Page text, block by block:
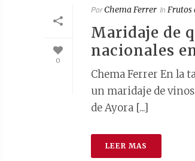
0
PorChema Ferrer In Frutos
Maridaje de
nacionales
Chema Ferrer En la
un maridaje de vinos
de Ayora [...]
LEER MAS